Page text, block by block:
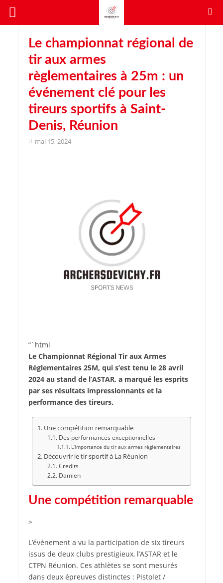
Le championnat régional de
tir aux armes
règlementaires à 25m : un
événement clé pour les
tireurs sportifs à Saint-
Denis, Réunion
mai 15, 2024
“`html
Le Championnat Régional Tir aux Armes
Règlementaires 25M, qui s’est tenu le 28 avril
2024 au stand de l’ASTAR, a marqué les esprits
par ses résultats impressionnants et la
performance des tireurs.
Une compétition remarquable
Des performances exceptionnelles
L’importance du tir aux armes réglementaires
Découvrir le tir sportif à La Réunion
Credits
Damien
Une compétition remarquable
>
L’événement a vu la participation de six tireurs
issus de deux clubs prestigieux, l’ASTAR et le
CTPN Réunion. Ces athlètes se sont mesurés
dans deux épreuves distinctes : Pistolet /